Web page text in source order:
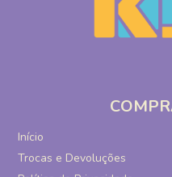
Início
Trocas e Devoluções